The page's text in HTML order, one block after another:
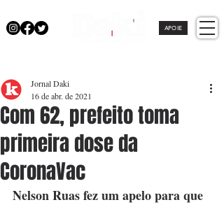
APOIE
Com 62, prefeito toma
primeira dose da
CoronaVac
Jornal Daki
16 de abr. de 2021
Nelson Ruas fez um apelo para que